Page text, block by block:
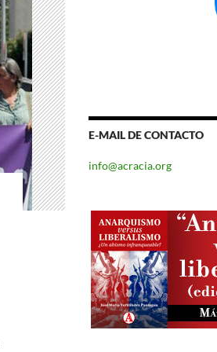
E-MAIL DE CONTACTO
info@acracia.org